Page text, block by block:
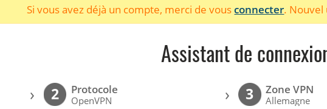
Si vous avez déjà un compte, merci de vousconnecter. Nouvel
Assistant de
› 2 Protocole
OpenVPN › 3 Zone VPN
Allemagne